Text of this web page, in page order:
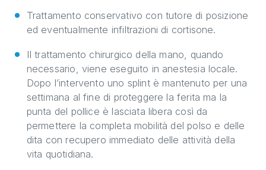
Trattamento conservativo con tutore di posizione
ed eventualmente infiltrazioni di cortisone.
Il trattamento chirurgico della mano, quando
necessario, viene eseguito in anestesia locale.
Dopo l’intervento uno splint è mantenuto per una
settimana al fine di proteggere la ferita ma la
punta del pollice è lasciata libera così da
permettere la completa mobilità del polso e delle
dita con recupero immediato delle attività della
vita quotidiana.